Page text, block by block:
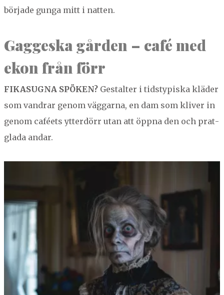
bör­jade gun­ga mitt i natten.
Gagges­ka går­den – café med
ekon från förr
FIKA­SUGNA SPÖKEN? Gestal­ter i tid­stypiska kläder
som van­drar genom väg­gar­na, en dam som kliv­er in
genom caféets ytter­dörr utan att öpp­na den och prat­
gla­da andar.